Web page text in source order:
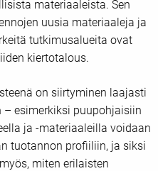
materiaaleista. Sen
uusia materiaaleja ja
tutkimusalueita ovat
kiertotalous.
on siirtyminen laajasti
esimerkiksi puupohjaisiin
ja -materiaaleilla voidaan
tuotannon profiiliin, ja siksi
miten erilaisten